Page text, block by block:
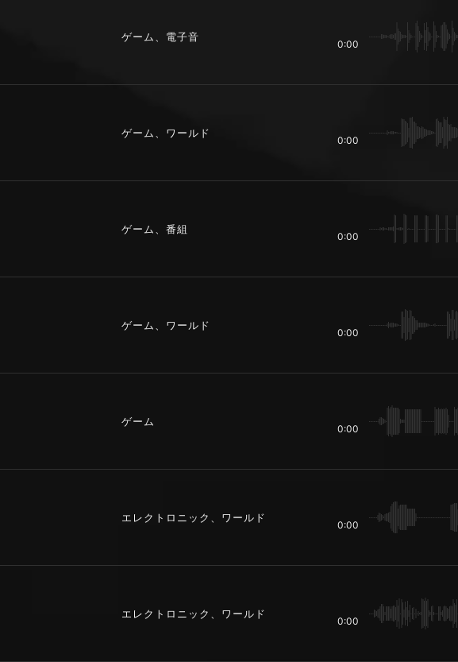
ゲーム、電子音
0:00
ゲーム、ワールド
0:00
ゲーム、番組
0:00
ゲーム、ワールド
0:00
ゲーム
0:00
エレクトロニック、ワールド
0:00
エレクトロニック、ワールド
0:00